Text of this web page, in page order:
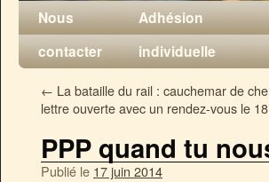
Nous
contacter
Adhésion
individuelle
← La bataille du rail : cauchemar de
lettre ouverte avec un rendez-vous le
PPP quand tu
Publié le 17 juin 2014